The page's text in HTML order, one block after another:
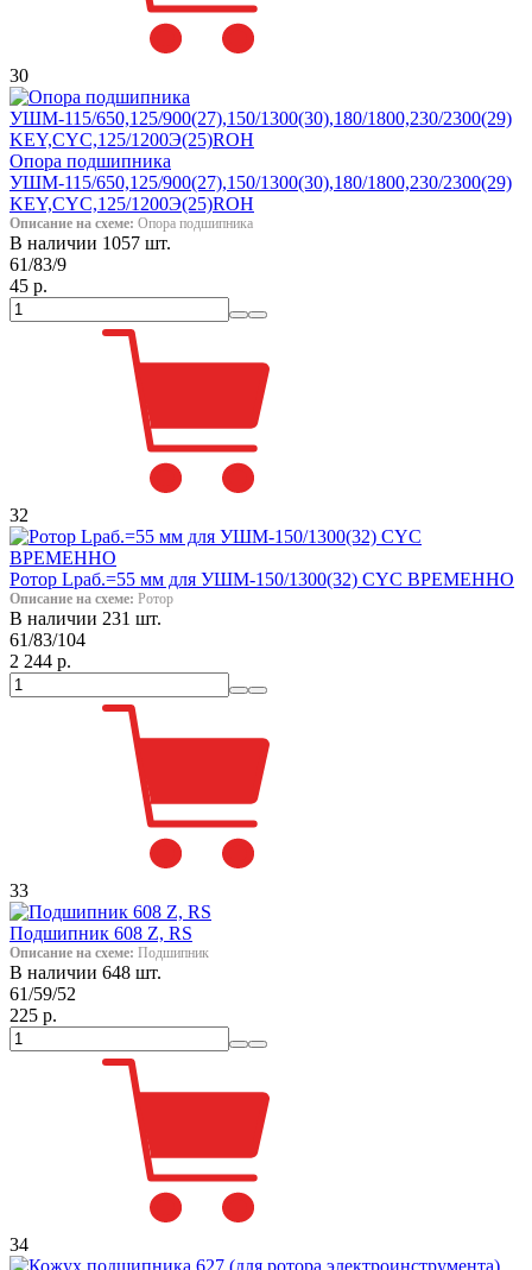
30
Опора подшипника
УШМ-115/650,125/900(27),150/1300(30),180/1800,230/2300(29)
KEY,CYC,125/1200Э(25)ROH
Описание на схеме: Опора подшипника
В наличии 1057 шт.
61/83/9
45 р.
32
Ротор Lраб.=55 мм для УШМ-150/1300(32) CYC ВРЕМЕННО
Описание на схеме: Ротор
В наличии 231 шт.
61/83/104
2 244 р.
33
Подшипник 608 Z, RS
Описание на схеме: Подшипник
В наличии 648 шт.
61/59/52
225 р.
34